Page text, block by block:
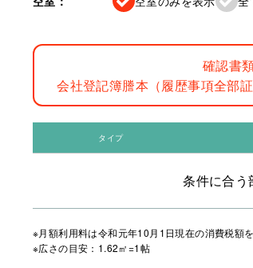
確認書
会社登記簿謄本（履歴事項全部
タイプ
条件に合う
※月額利用料は令和元年10月1日現在の消費税額を
※広さの目安：1.62㎡=1帖